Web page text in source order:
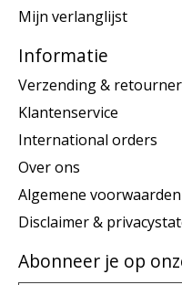
Mijn verlanglijst
Informatie
Verzending &
Klantenservice
International orders
Over ons
Algemene voorwaarden
Disclaimer &
Abonneer je op